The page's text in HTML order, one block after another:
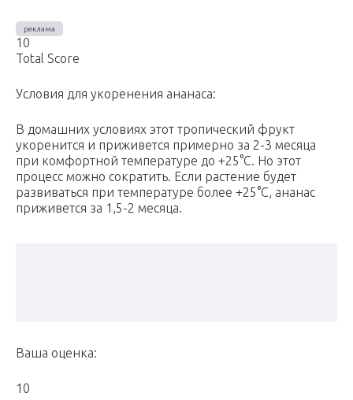
10
Total Score
Условия для укоренения ананаса:
В домашних условиях этот тропический фрукт
укоренится и приживется примерно за 2-3 месяца
при комфортной температуре до +25°С. Но этот
процесс можно сократить. Если растение будет
развиваться при температуре более +25°С, ананас
приживется за 1,5-2 месяца.
Ваша оценка:
10